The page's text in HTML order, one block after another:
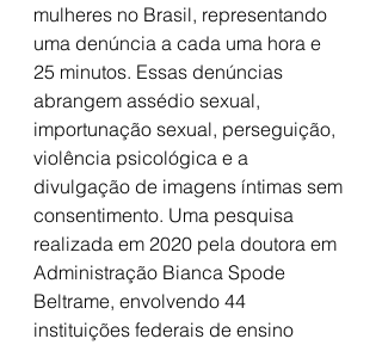
mulheres no Brasil, representando
uma denúncia a cada uma hora e
25 minutos. Essas denúncias
abrangem assédio sexual,
importunação sexual, perseguição,
violência psicológica e a
divulgação de imagens íntimas sem
consentimento. Uma pesquisa
realizada em 2020 pela doutora em
Administração Bianca Spode
Beltrame, envolvendo 44
instituições federais de ensino